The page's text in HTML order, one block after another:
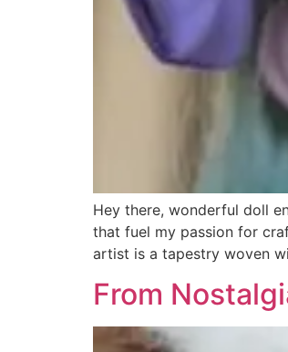
Hey there, wonderful doll
that fuel my passion for
artist is a tapestry woven
From